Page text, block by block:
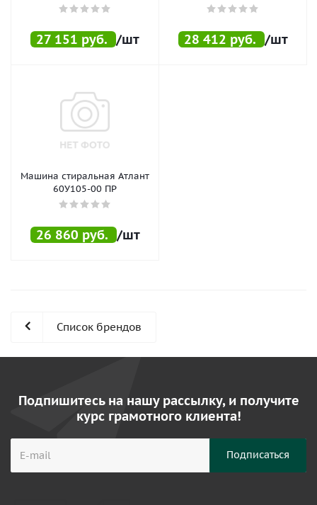
27 151 руб. /шт 28 412 руб. /шт
Машина стиральная Атлант
60У105-00 ПР
26 860 руб. /шт
Список брендов
Подпишитесь на нашу рассылку, и получите
курс грамотного клиента!